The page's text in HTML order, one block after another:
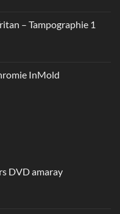
– Tampographie 1
InMold
DVD amaray